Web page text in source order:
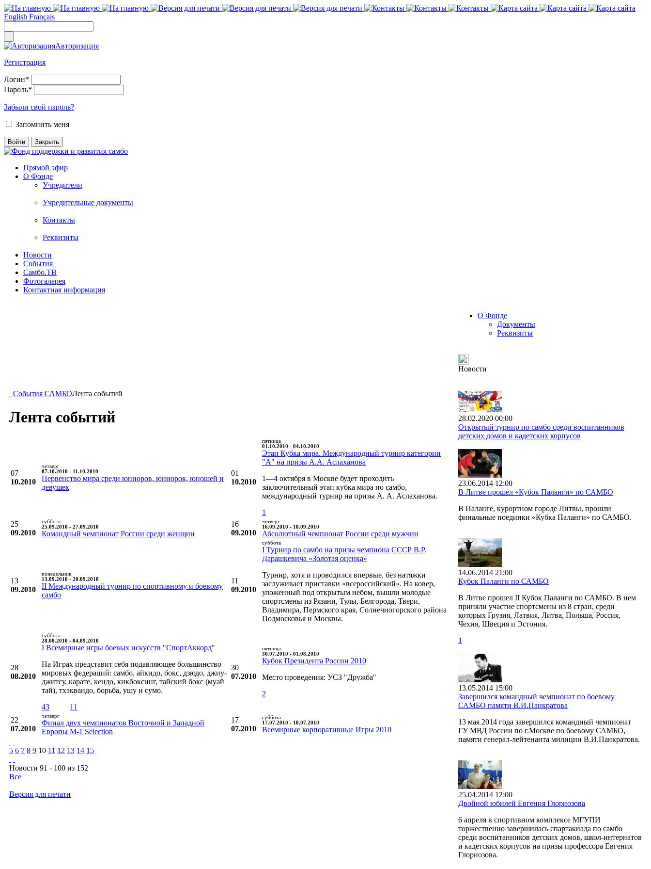
English Français
Авторизация
Регистрация
Логин*
Пароль*
Забыли свой пароль?
Запомнить меня
Прямой эфир
О Фонде
Учредители
Учредительные документы
Контакты
Реквизиты
Новости
События
Самбо.ТВ
Фотогалерея
Контактная информация
События САМБОЛента событий
Лента событий
07
10.2010
четверг
07.10.2010 - 11.10.2010
Первенство мира среди юниоров, юниорок, юношей и
девушек
01
10.2010
пятница
01.10.2010 - 04.10.2010
Этап Кубка мира. Международный турнир категории
"А" на призы А.А. Аслаханова
1—4 октября в Москве будет проходить
заключительный этап кубка мира по самбо,
международный турнир на призы А. А. Аслаханова.
1
25
09.2010
суббота
25.09.2010 - 27.09.2010
Командный чемпионат России среди женщин
16
09.2010
четверг
16.09.2010 - 18.09.2010
Абсолютный чемпионат России среди мужчин
13
09.2010
понедельник
13.09.2010 - 20.09.2010
II Международный турнир по спортивному и боевому
самбо
11
09.2010
суббота
I Турнир по самбо на призы чемпиона СССР В.Р.
Дарашкевича «Золотая оценка»
Турнир, хотя и проводился впервые, без натяжки
заслуживает приставки «всероссийский». На ковер,
уложенный под открытым небом, вышли молодые
спортсмены из Рязани, Тулы, Белгорода, Твери,
Владимира, Пермского края, Солнечногорского района
Подмосковья и Москвы.
28
08.2010
суббота
28.08.2010 - 04.09.2010
I Всемирные игры боевых искусств "СпортАккорд"
На Играх представит себя подавляющее большинство
мировых федераций: самбо, айкидо, бокс, дзюдо, джиу-
джитсу, карате, кендо, кикбоксинг, тайский бокс (муай
тай), тхэквандо, борьба, ушу и сумо.
43
11
30
07.2010
пятница
30.07.2010 - 01.08.2010
Кубок Президента России 2010
Место проведения: УСЗ "Дружба"
2
22
07.2010
четверг
Финал двух чемпионатов Восточной и Западной
Европы М-1 Selection
17
07.2010
суббота
17.07.2010 - 18.07.2010
Всемирные корпоративные Игры 2010
5 6 7 8 9 10 11 12 13 14 15
Новости 91 - 100 из 152
Все
Версия для печати
О Фонде
Документы
Реквизиты
Новости
28.02.2020 00:00
Открытый турнир по самбо среди воспитанников
детских домов и кадетских корпусов
23.06.2014 12:00
В Литве прошел «Кубок Паланги» по САМБО
В Паланге, курортном городе Литвы, прошли
финальные поединки «Кубка Паланги» по САМБО.
14.06.2014 21:00
Кубок Паланги по САМБО
В Литве прошел II Кубок Паланги по САМБО. В нем
приняли участие спортсмены из 8 стран, среди
которых Грузия, Латвия, Литва, Польша, Россия,
Чехия, Швеция и Эстония.
1
13.05.2014 15:00
Завершился командный чемпионат по боевому
САМБО памяти В.И.Панкратова
13 мая 2014 года завершился командный чемпионат
ГУ МВД России по г.Москве по боевому САМБО,
памяти генерал-лейтенанта милиции В.И.Панкратова.
25.04.2014 12:00
Двойной юбилей Евгения Глориозова
6 апреля в спортивном комплексе МГУПИ
торжественно завершилась спартакиада по самбо
среди воспитанников детских домов, школ-интернатов
и кадетских корпусов на призы профессора Евгения
Глориозова.